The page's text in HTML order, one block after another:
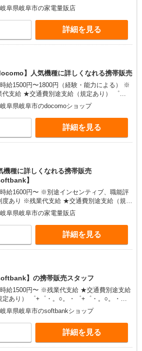
+゜・。○。・゜+゜ 入
10万円支給(規定有) お友達を紹介頂くと,
ティブ支給(規定有) ★月2回払い・週払い
（規程有）★ ゜・。○。・゜+゜・。○。・゜
岐阜県岐阜市の家電量販店
詳細を見る
】人気機種に詳しくなれる携帯販売
時給1500円〜1800円（経験・能力による） ※
代支給 ★交通費別途支給（規定あり） ゜
。○。・゜+゜・。○。・゜+゜ 入社祝い金10
有) お友達を紹介頂くと, インセンテ
定有) ★月2回払い・週払い可能（規程
★ ゜・。○。・゜+゜・。○。・゜+゜
岐阜県岐阜市のdocomoショップ
詳細を見る
機種に詳しくなれる携帯販売
】
時給1600円〜 ※別途インセンティブ、職能評
度あり ※残業代支給 ★交通費別途支給（規定
+゜・。○。・゜+゜ 入
10万円支給(規定有) お友達を紹介頂くと,
ティブ支給(規定有) ★月2回払い・週払い
（規程有）★ ゜・。○。・゜+゜・。○。・゜
岐阜県岐阜市の家電量販店
詳細を見る
】の携帯販売スタッフ
時給1500円〜 ※残業代支給 ★交通費別途支給
゜+゜・。○。・゜+゜・。○。・゜
社祝い金10万円支給(規定有) お友達を紹介
, インセンティブ支給(規定有) ★月2回払
週払い可能（規程有）★ ゜・。○。・゜
。○。・゜+゜
岐阜県岐阜市のsoftbankショップ
詳細を見る